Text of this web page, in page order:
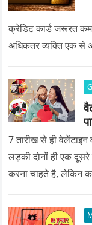
क्रेडिट कार्ड जरूरत
अधिकतर व्यक्ति एक से
7 तारीख से ही
लड़की दोनों ही एक
करना चाहते है, लेकिन